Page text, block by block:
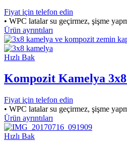
Fiyat için telefon edin
• WPC latalar su geçirmez, şişme
Ürün ayrıntıları
Hızlı Bak
Kompozit Kamelya
Fiyat için telefon edin
• WPC latalar su geçirmez, şişme
Ürün ayrıntıları
Hızlı Bak